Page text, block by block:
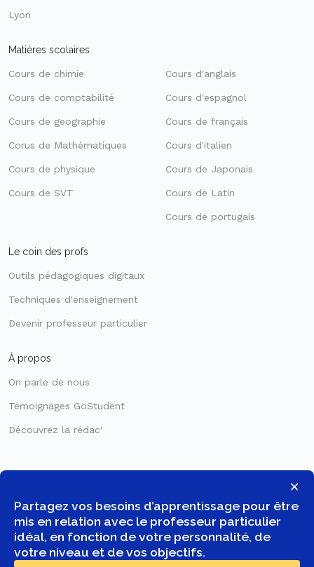
×
Partagez vos besoins d’apprentissage pour être
mis en relation avec le professeur particulier
idéal, en fonction de votre personnalité, de
votre niveau et de vos objectifs.
Lyon
Matières scolaires
Cours de chimie
Cours de comptabilité
Cours de geographie
Corus de Mathématiques
Cours de physique
Cours de SVT
Cours d'anglais
Cours d'espagnol
Cours de français
Cours d'italien
Cours de Japonais
Cours de Latin
Cours de portugais
Le coin des profs
Outils pédagogiques digitaux
Techniques d'enseignement
Devenir professeur particulier
À propos
On parle de nous
Témoignages GoStudent
Découvrez la rédac'